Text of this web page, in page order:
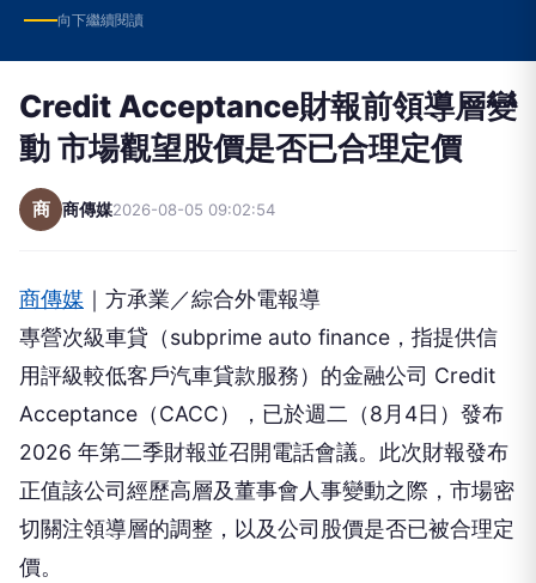
向下繼續閱讀
Credit Acceptance財報前領導層變
動 市場觀望股價是否已合理定價
商 商傳媒2026-08-05 09:02:54
商傳媒 ｜方承業／綜合外電報導
專營次級車貸（subprime auto finance，指提供信
用評級較低客戶汽車貸款服務）的金融公司 Credit
Acceptance（CACC），已於週二（8月4日）發布
2026 年第二季財報並召開電話會議。此次財報發布
正值該公司經歷高層及董事會人事變動之際，市場密
切關注領導層的調整，以及公司股價是否已被合理定
價。